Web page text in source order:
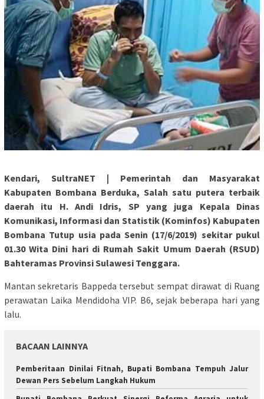
Kendari, SultraNET | Pemerintah dan Masyarakat
Kabupaten Bombana Berduka, Salah satu putera terbaik
daerah itu H. Andi Idris, SP yang juga Kepala Dinas
Komunikasi, Informasi dan Statistik (Kominfos) Kabupaten
Bombana Tutup usia pada Senin (17/6/2019) sekitar pukul
01.30 Wita Dini hari di Rumah Sakit Umum Daerah (RSUD)
Bahteramas Provinsi Sulawesi Tenggara.
Mantan sekretaris Bappeda tersebut sempat dirawat di Ruang
perawatan Laika Mendidoha VIP. B6, sejak beberapa hari yang
lalu.
BACAAN LAINNYA
Pemberitaan Dinilai Fitnah, Bupati Bombana Tempuh Jalur
Dewan Pers Sebelum Langkah Hukum